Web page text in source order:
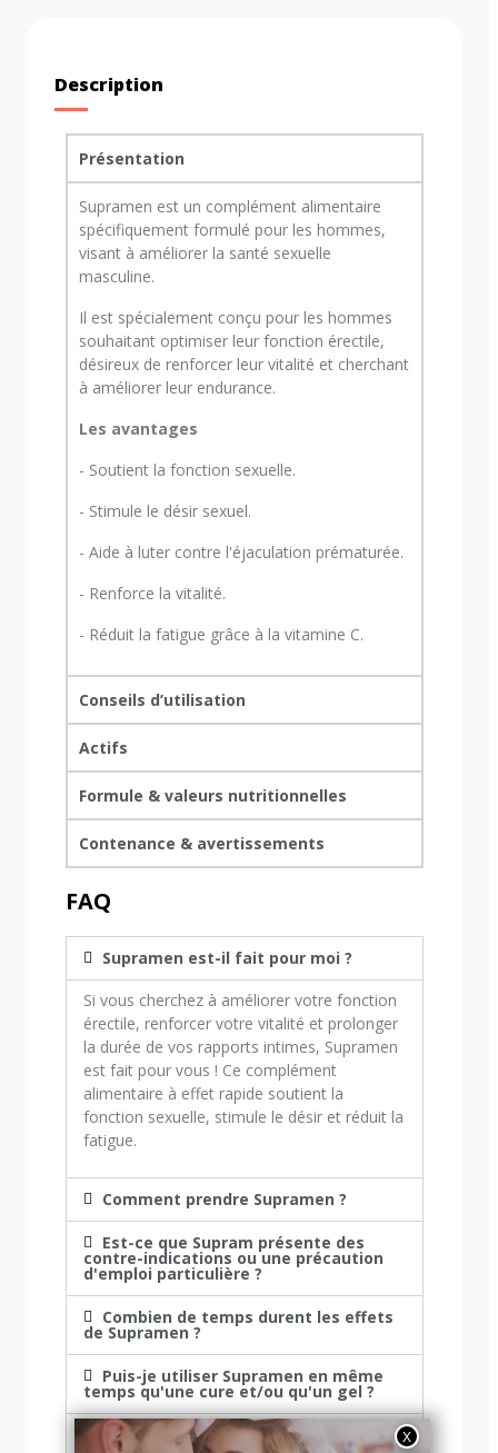
Description
Présentation
Supramen est un complément alimentaire
spécifiquement formulé pour les hommes,
visant à améliorer la santé sexuelle
masculine.
Il est spécialement conçu pour les hommes
souhaitant optimiser leur fonction érectile,
désireux de renforcer leur vitalité et cherchant
à améliorer leur endurance.
Les avantages
- Soutient la fonction sexuelle.
- Stimule le désir sexuel.
- Aide à luter contre l'éjaculation prématurée.
- Renforce la vitalité.
- Réduit la fatigue grâce à la vitamine C.
Conseils d’utilisation
Actifs
Formule & valeurs nutritionnelles
Contenance & avertissements
FAQ
Supramen est-il fait pour moi ?
Si vous cherchez à améliorer votre fonction
érectile, renforcer votre vitalité et prolonger
la durée de vos rapports intimes, Supramen
est fait pour vous ! Ce complément
alimentaire à effet rapide soutient la
fonction sexuelle, stimule le désir et réduit la
fatigue.
Comment prendre Supramen ?
Est-ce que Supram présente des
contre-indications ou une précaution
d'emploi particulière ?
Combien de temps durent les effets
de Supramen ?
Puis-je utiliser Supramen en même
temps qu'une cure et/ou qu'un gel ?
Je ne ressens pas d'effets en prenant